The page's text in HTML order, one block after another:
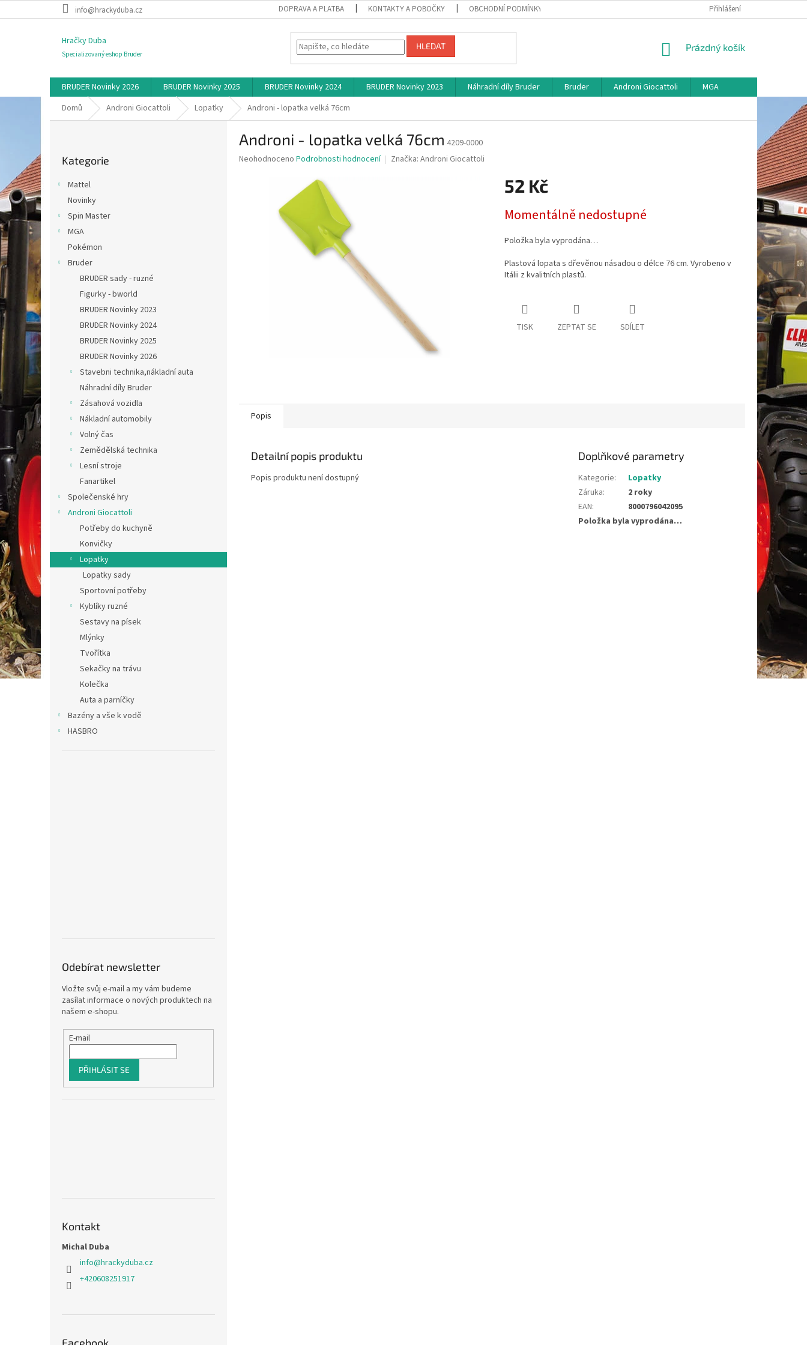
na
info@hrackyduba.cz DOPRAVA A PLATBA KONTAKTY A POBOČKY OBCHODNÍ PODMÍNKY MAPA SERVERU
Přihlášení
Hračky Duba
Specializovaný eshop Bruder
HLEDAT
NÁKUPNÍ
Prázdný košík
BRUDER Novinky 2026 BRUDER Novinky 2025 BRUDER Novinky 2024 BRUDER Novinky 2023 Náhradní díly Bruder Bruder Androni Giocattoli
MGA
Domů
Androni Giocattoli Lopatky Androni - lopatka velká 76cm
kategorie
Kategorie
Mattel
Novinky
Spin Master
MGA
Pokémon
Bruder
BRUDER sady - ruzné
Figurky - bworld
BRUDER Novinky 2023
BRUDER Novinky 2024
BRUDER Novinky 2025
BRUDER Novinky 2026
Stavebni technika,nákladní auta
Náhradní díly Bruder
Zásahová vozidla
Nákladní automobily
Volný čas
Zemědělská technika
Lesní stroje
Fanartikel
Společenské hry
Androni Giocattoli
Potřeby do kuchyně
Konvičky
Lopatky
Lopatky sady
Sportovní potřeby
Kyblíky ruzné
Sestavy na písek
Mlýnky
Tvořítka
Sekačky na trávu
Kolečka
Auta a parníčky
Bazény a vše k vodě
HASBRO
Odebírat newsletter
Vložte svůj e-mail a my vám budeme
zasílat informace o nových produktech na
našem e-shopu.
E-mail
PŘIHLÁSIT SE
Kontakt
Michal Duba
info@hrackyduba.cz
+420608251917
Androni - lopatka velká 76cm 4209-0000
Průměrné
Neohodnoceno Podrobnosti hodnocení Značka: Androni Giocattoli
52 Kč
cena:
Momentálně nedostupné
Položka byla vyprodána…
Plastová lopata s dřevěnou násadou o délce 76 cm. Vyrobeno v
Itálii z kvalitních plastů.
TISK ZEPTAT SE SDÍLET
Popis
Detailní popis produktu
Popis produktu není dostupný
Doplňkové parametry
Kategorie:
Lopatky
Záruka:
2 roky
EAN:
8000796042095
Položka byla vyprodána…